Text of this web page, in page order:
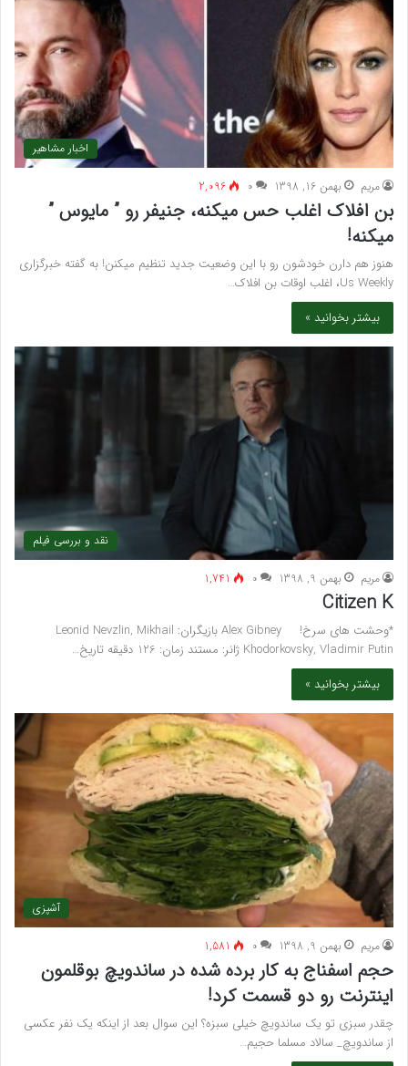
اخبار مشاهیر
مريم بهمن 16, 1398 ۰ 2,096
بن افلاک اغلب حس میکنه، جنیفر رو ” مایوس ”
میکنه!
هنوز هم دارن خودشون رو با این وضعیت جدید تنظیم میکنن! به گفته خبرگزاری
Us Weekly، اغلب اوقات بن افلاک…
بیشتر بخوانید »
نقد و بررسی فیلم
مريم بهمن 9, 1398 ۰ 1,741
Citizen K
*وحشت های سرخ! Alex Gibney بازیگران: Leonid Nevzlin, Mikhail
Khodorkovsky, Vladimir Putin ژانر: مستند زمان: 126 دقیقه تاریخ…
بیشتر بخوانید »
آشپزی
مريم بهمن 9, 1398 ۰ 1,581
حجم اسفناج به کار برده شده در ساندویچ بوقلمون
اینترنت رو دو قسمت کرد!
چقدر سبزی تو یک ساندویچ خیلی سبزه؟ این سوال بعد از اینکه یک نفر عکسی
از ساندویچ_ سالاد مسلما حجیم…